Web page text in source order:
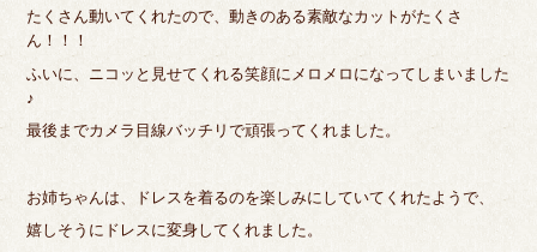
たくさん動いてくれたので、動きのある素敵なカットがたくさ
ん！！！
ふいに、ニコッと見せてくれる笑顔にメロメロになってしまいました
♪
最後までカメラ目線バッチリで頑張ってくれました。
お姉ちゃんは、ドレスを着るのを楽しみにしていてくれたようで、
嬉しそうにドレスに変身してくれました。